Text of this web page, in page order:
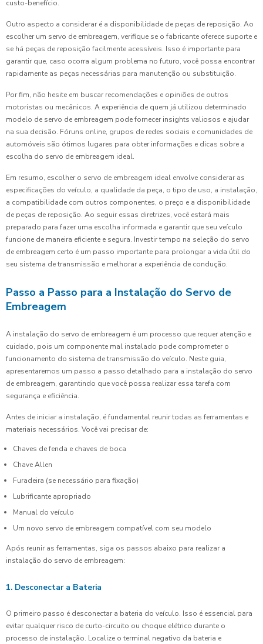
custo-benefício.
Outro aspecto a considerar é a disponibilidade de peças de reposição. Ao
escolher um servo de embreagem, verifique se o fabricante oferece suporte e
se há peças de reposição facilmente acessíveis. Isso é importante para
garantir que, caso ocorra algum problema no futuro, você possa encontrar
rapidamente as peças necessárias para manutenção ou substituição.
Por fim, não hesite em buscar recomendações e opiniões de outros
motoristas ou mecânicos. A experiência de quem já utilizou determinado
modelo de servo de embreagem pode fornecer insights valiosos e ajudar
na sua decisão. Fóruns online, grupos de redes sociais e comunidades de
automóveis são ótimos lugares para obter informações e dicas sobre a
escolha do servo de embreagem ideal.
Em resumo, escolher o servo de embreagem ideal envolve considerar as
especificações do veículo, a qualidade da peça, o tipo de uso, a instalação,
a compatibilidade com outros componentes, o preço e a disponibilidade
de peças de reposição. Ao seguir essas diretrizes, você estará mais
preparado para fazer uma escolha informada e garantir que seu veículo
funcione de maneira eficiente e segura. Investir tempo na seleção do servo
de embreagem certo é um passo importante para prolongar a vida útil do
seu sistema de transmissão e melhorar a experiência de condução.
Passo a Passo para a Instalação do Servo de
Embreagem
A instalação do servo de embreagem é um processo que requer atenção e
cuidado, pois um componente mal instalado pode comprometer o
funcionamento do sistema de transmissão do veículo. Neste guia,
apresentaremos um passo a passo detalhado para a instalação do servo
de embreagem, garantindo que você possa realizar essa tarefa com
segurança e eficiência.
Antes de iniciar a instalação, é fundamental reunir todas as ferramentas e
materiais necessários. Você vai precisar de:
Chaves de fenda e chaves de boca
Chave Allen
Furadeira (se necessário para fixação)
Lubrificante apropriado
Manual do veículo
Um novo servo de embreagem compatível com seu modelo
Após reunir as ferramentas, siga os passos abaixo para realizar a
instalação do servo de embreagem:
1. Desconectar a Bateria
O primeiro passo é desconectar a bateria do veículo. Isso é essencial para
evitar qualquer risco de curto-circuito ou choque elétrico durante o
processo de instalação. Localize o terminal negativo da bateria e